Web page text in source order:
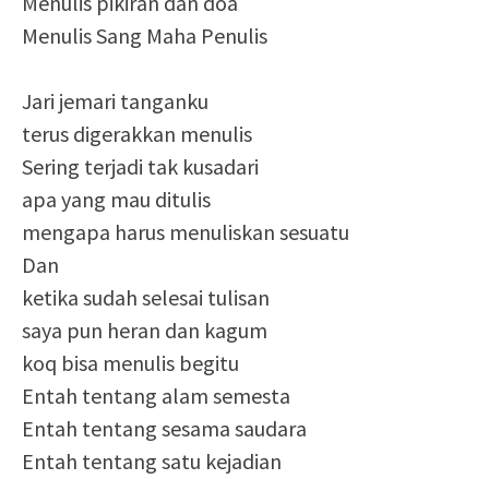
Menulis Sang Maha Penulis
Jari jemari tanganku
terus digerakkan menulis
Sering terjadi tak kusadari
apa yang mau ditulis
mengapa harus menuliskan sesuatu
Dan
ketika sudah selesai tulisan
saya pun heran dan kagum
koq bisa menulis begitu
Entah tentang alam semesta
Entah tentang sesama saudara
Entah tentang satu kejadian